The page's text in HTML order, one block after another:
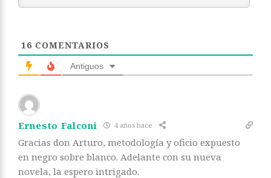
16 COMENTARIOS
Antiguos
Ernesto Falconi 4 años hace
Gracias don Arturo, metodología y oficio expuesto
en negro sobre blanco. Adelante con su nueva
novela, la espero intrigado.